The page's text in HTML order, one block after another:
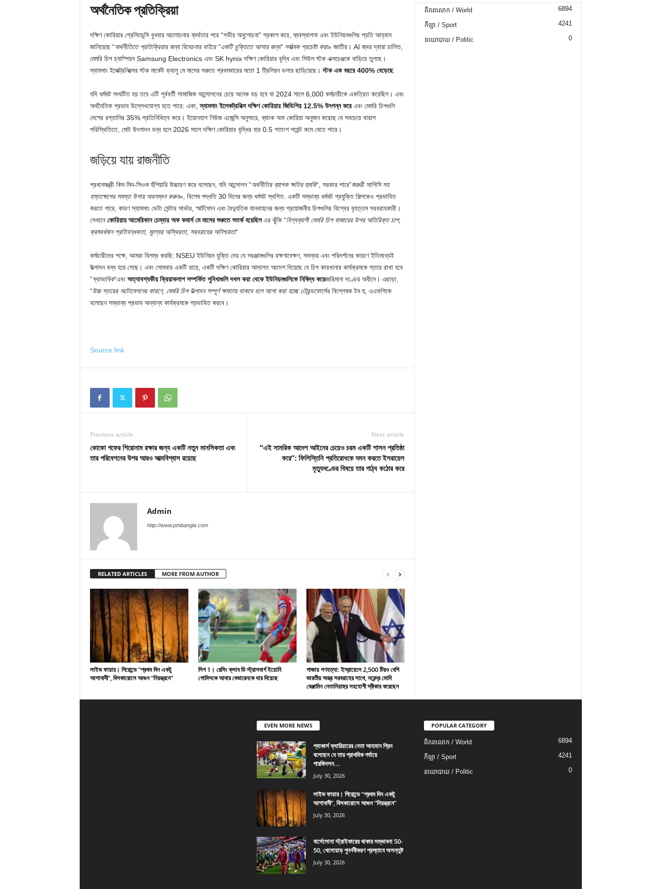
অর্থনৈতিক প্রতিক্রিয়া
দক্ষিণ কোরিয়ার প্রেসিডেন্সি বুধবার আলোচনার ব্যর্থতার পরে “গভীর অনুশোচনা” প্রকাশ করে, ব্যবস্থাপনা এবং ইউনিয়নগুলির প্রতি আহ্বান
জানিয়েছে “অর্থনীতিতে প্রতিক্রিয়ার জন্য বিবেচনার বাইরে “একটি চুক্তিতে আসার জন্য” সর্বাত্মক প্রচেষ্টা করা» জাতীয়। AI জ্বর দ্বারা চালিত,
মেমরি চিপ চ্যাম্পিয়ন Samsung Electronics এবং SK hynix দক্ষিণ কোরিয়ার বৃদ্ধি এবং সিউল স্টক এক্সচেঞ্জকে বাড়িয়ে তুলছে।
স্যামসাং ইলেক্ট্রনিক্সের স্টক মার্কেট ভ্যালু মে মাসের শুরুতে প্রথমবারের মতো 1 ট্রিলিয়ন ডলার ছাড়িয়েছে।স্টক এক বছরে 400% বেড়েছে.
যদি ধর্মঘট সংঘটিত হয় তবে এটি পূর্ববর্তী সামাজিক আন্দোলনের চেয়ে অনেক বড় হবে যা 2024 সালে 6,000 কর্মচারীকে একত্রিত করেছিল। এবং
অর্থনৈতিক প্রভাব উল্লেখযোগ্য হতে পারে: একা,স্যামসাং ইলেকট্রনিক্স দক্ষিণ কোরিয়ার জিডিপির 12.5% ​​উৎপন্ন করে এবং মেমরি চিপগুলি
দেশের রপ্তানির 35% প্রতিনিধিত্ব করে। ইয়োনহাপ নিউজ এজেন্সি অনুসারে, ব্যাংক অফ কোরিয়া অনুমান করেছে যে সবচেয়ে খারাপ
পরিস্থিতিতে, মোট উৎপাদন বন্ধ হলে 2026 সালে দক্ষিণ কোরিয়ার বৃদ্ধির হার 0.5 শতাংশ পয়েন্ট কমে যেতে পারে।
জড়িয়ে যায় রাজনীতি
প্রধানমন্ত্রী কিম মিন-সিওক হুঁশিয়ারি উচ্চারণ করে বলেছেন, যদি আন্দোলন “অর্থনীতির ব্যাপক ক্ষতির হুমকি“, সরকার পারে”জরুরী সালিসি সহ
হস্তক্ষেপের সমস্ত উপায় অবলম্বন করুন», বিশেষ পদ্ধতি 30 দিনের জন্য ধর্মঘট স্থগিত. একটি সম্ভাব্য ধর্মঘট প্রযুক্তি শিল্পকেও প্রভাবিত
করতে পারে, কারণ স্যামসাং ডেটা সেন্টার সার্ভার, স্মার্টফোন এবং বৈদ্যুতিক যানবাহনের জন্য প্রয়োজনীয় চিপগুলির বিশ্বের বৃহত্তম সরবরাহকারী।
সেখানেকোরিয়ায় আমেরিকান চেম্বার অফ কমার্স মে মাসের শুরুতে সতর্ক হয়েছিলএর ঝুঁকি “বিশ্বব্যাপী মেমরি চিপ বাজারের উপর অতিরিক্ত চাপ,
ক্রমবর্ধমান প্রতিবন্ধকতা, মূল্যের অস্থিরতা, সরবরাহের অনিশ্চয়তা“
কর্মচারীদের পক্ষে, আমরা বিলম্ব করছি: NSEU ইউনিয়ন যুক্তি দেয় যে সরঞ্জামগুলির রক্ষণাবেক্ষণ, সমন্বয় এবং পরিদর্শনের কারণে ইতিমধ্যেই
উত্পাদন বন্ধ হয়ে গেছে। এবং সোমবার একটি রায়ে, একটি দক্ষিণ কোরিয়ার আদালত আদেশ দিয়েছে যে চিপ কারখানার কার্যক্রমকে স্তরে রাখা হবে
“স্বাভাবিক“এবং অত্যাবশ্যকীয় ক্রিয়াকলাপ সম্পর্কিত সুবিধাগুলি দখল করা থেকে ইউনিয়নগুলিকে নিষিদ্ধ করে৷জরিমানা দণ্ডের অধীনে। এছাড়া,
“উচ্চ স্তরের অটোমেশনের কারণে, মেমরি চিপ উত্পাদন সম্পূর্ণ ক্ষমতায় থাকবে বলে আশা করা হচ্ছে।ট্রেন্ডফোর্সের বিশ্লেষক টম হু, এএফপিকে
বলেছেন সম্ভাব্য প্রভাব অন্যান্য কার্যক্রমকে প্রভাবিত করবে।
Source link
Previous article
কোকো গফের শিরোনাম রক্ষার জন্য একটি নতুন মানসিকতা এবং
তার পরিবেশনের উপর আরও আত্মবিশ্বাস রয়েছে
Next article
“এই সামরিক আদেশ আইনের চেয়েও চরম একটি শাসন প্রতিষ্ঠা
করে”: ফিলিস্তিনি প্রতিরোধকে দমন করতে ইসরায়েল
মৃত্যুদণ্ডের বিষয়ে তার পাঠ্য কঠোর করে
Admin
http://www.pmbangla.com
RELATED ARTICLES MORE FROM AUTHOR
লাইভ ফায়ার। গিরোন্ডে “প্রথম দিন একটু
আশাবাদী”, বিসকারোসে আগুন “নিয়ন্ত্রনে”
লিগ 1। রেসিং ক্লাব ডি স্ট্রাসবার্গ ইয়োনি
গোমিসকে আবার বেভারেনকে ধার দিয়েছে
গাজায় গণহত্যা: ইস্রায়েলে 2,500 টিরও বেশি
ভারতীয় অস্ত্র সরবরাহের সাথে, নরেন্দ্র মোদি
বেঞ্জামিন নেতানিয়াহুর সহযোগী স্বীকার করেছেন
ពិភពលោក / World 6894
កីឡា / Sport 4241
នយោបាយ / Politic 0
EVEN MORE NEWS
প্যাকার্স ক্যারিয়ারের নেতা আহমান গ্রিন
বলেছেন যে তার প্রাথমিক পর্যায়ে
পারকিনসন...
July 30, 2026
লাইভ ফায়ার। গিরোন্ডে “প্রথম দিন একটু
আশাবাদী”, বিসকারোসে আগুন “নিয়ন্ত্রনে”
July 30, 2026
বার্সেলোনা স্ট্রাইকারের থাকার সম্ভাবনা 50-
50, খেলোয়াড় পুনর্নবীকরণ প্রস্তাবে অসন্তুষ্ট
July 30, 2026
POPULAR CATEGORY
ពិភពលោក / World 6894
កីឡា / Sport 4241
នយោបាយ / Politic 0